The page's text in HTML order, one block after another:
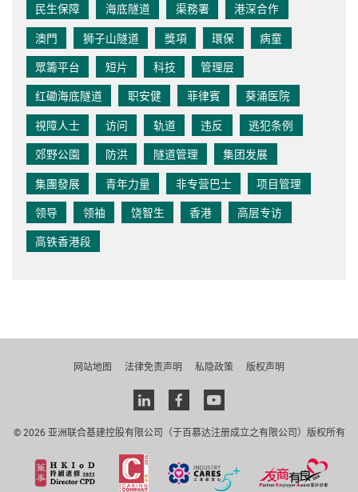
民生保障
海底隧道 渠務署
港深合作
澳門
狮子山隧道 獎項 環保
病童
眾籌平台
短片 科技
管理层
红磡海底隧道
职安健 菲律賓
葵涌医院
視障人士
访问 轨道 违反
逃犯条例
郊野公園
防洪 隧道管理
集团发展
集團發展
青年力量 非专营巴士
项目管理
领导
领袖 饶智生 香港
高层专访
高铁香港段
网站地图 法律免责声明 私隐政策 版权声明
Linkedinfacebookyoutube
© 2026 亚洲联合基建控股有限公司（于百慕达注册成立之有限公司）版权所有